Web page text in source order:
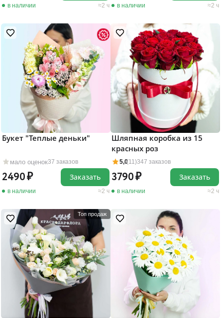
в наличии 2 ч в наличии 2 ч
мало оценок37 заказов
Букет "Теплые деньки"
2490
в наличии 2 ч
Заказать
5,0(11)347 заказов
Шляпная коробка из 15
красных роз
3790
в наличии 2 ч
Заказать
Топ продаж